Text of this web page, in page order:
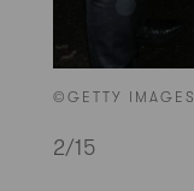
©GETTY IMAGES
2/15